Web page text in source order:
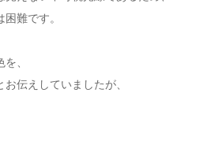
難です。
、
伝えしていましたが、